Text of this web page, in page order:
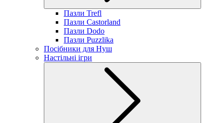
Пазли Trefl
Пазли Castorland
Пазли Dodo
Пазли Puzzlika
Посібники для Нуш
Настільні ігри